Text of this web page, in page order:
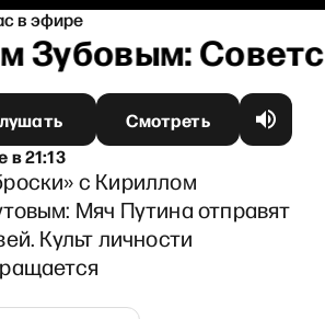
в эфире
Смотреть
в21:13
с Кириллом
Мяч Путина отправят
Культ личности